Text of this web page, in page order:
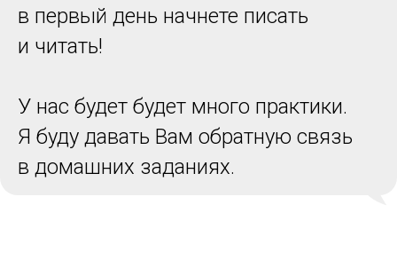
в первый день начнете писать
и читать!
У нас будет будет много практики.
Я буду давать Вам обратную связь
в домашних заданиях.